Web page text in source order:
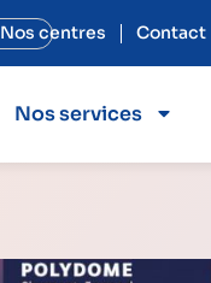
Nos centres Contact
Nos services